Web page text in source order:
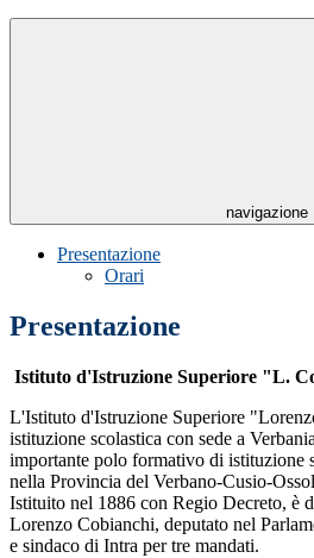
navigazione
Presentazione
Orari
Presentazione
Istituto d'Istruzione Superiore "L.
L'Istituto d'Istruzione Superiore
istituzione scolastica con sede a
importante polo formativo di istituzione
nella Provincia del Verbano-Cusio-
Istituito nel 1886 con Regio Decreto, è
Lorenzo Cobianchi, deputato nel
e sindaco di Intra per tre mandati.